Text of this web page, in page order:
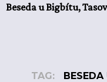
Beseda u Bigbítu,
TAG: